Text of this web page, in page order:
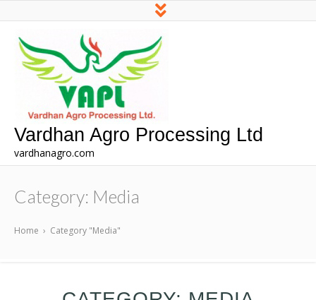
Vardhan Agro Processing Ltd
vardhanagro.com
Category: Media
Home › Category "Media"